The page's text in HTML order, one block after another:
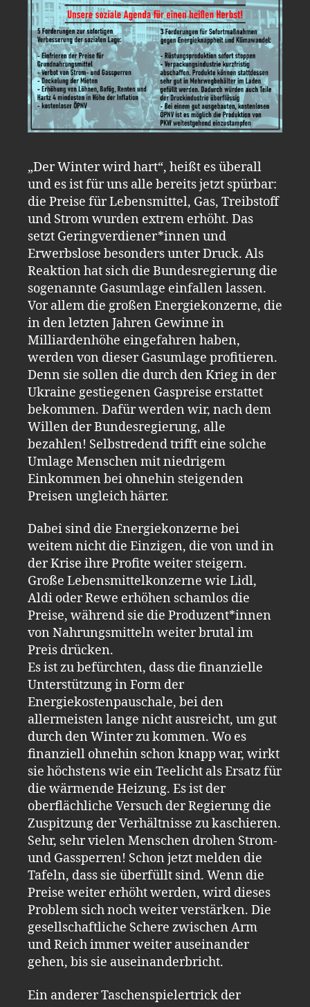
„Der Winter wird hart“, heißt es überall
und es ist für uns alle bereits jetzt spürbar:
die Preise für Lebensmittel, Gas, Treibstoff
und Strom wurden extrem erhöht. Das
setzt Geringverdiener*innen und
Erwerbslose besonders unter Druck. Als
Reaktion hat sich die Bundesregierung die
sogenannte Gasumlage einfallen lassen.
Vor allem die großen Energiekonzerne, die
in den letzten Jahren Gewinne in
Milliardenhöhe eingefahren haben,
werden von dieser Gasumlage profitieren.
Denn sie sollen die durch den Krieg in der
Ukraine gestiegenen Gaspreise erstattet
bekommen. Dafür werden wir, nach dem
Willen der Bundesregierung, alle
bezahlen! Selbstredend trifft eine solche
Umlage Menschen mit niedrigem
Einkommen bei ohnehin steigenden
Preisen ungleich härter.
Dabei sind die Energiekonzerne bei
weitem nicht die Einzigen, die von und in
der Krise ihre Profite weiter steigern.
Große Lebensmittelkonzerne wie Lidl,
Aldi oder Rewe erhöhen schamlos die
Preise, während sie die Produzent*innen
von Nahrungsmitteln weiter brutal im
Preis drücken.
Es ist zu befürchten, dass die finanzielle
Unterstützung in Form der
Energiekostenpauschale, bei den
allermeisten lange nicht ausreicht, um gut
durch den Winter zu kommen. Wo es
finanziell ohnehin schon knapp war, wirkt
sie höchstens wie ein Teelicht als Ersatz für
die wärmende Heizung. Es ist der
oberflächliche Versuch der Regierung die
Zuspitzung der Verhältnisse zu kaschieren.
Sehr, sehr vielen Menschen drohen Strom-
und Gassperren! Schon jetzt melden die
Tafeln, dass sie überfüllt sind. Wenn die
Preise weiter erhöht werden, wird dieses
Problem sich noch weiter verstärken. Die
gesellschaftliche Schere zwischen Arm
und Reich immer weiter auseinander
gehen, bis sie auseinanderbricht.
Ein anderer Taschenspielertrick der